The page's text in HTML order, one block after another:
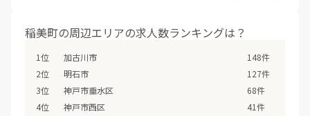
稲美町のエリアに、新しいデリバリー配達員バイトが追加されていな
いか、ぜひチェックしてみてください。
※2026年08月最新
稲美町の周辺エリアの求人数ランキングは？
加古川市
148件
明石市
127件
神戸市垂水区
68件
神戸市西区
41件